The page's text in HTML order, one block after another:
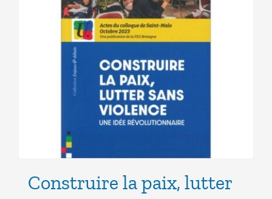
Construire la paix, lutter